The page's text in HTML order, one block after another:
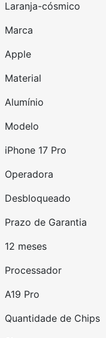
Laranja-cósmico
Marca
Apple
Material
Alumínio
Modelo
iPhone 17 Pro
Operadora
Desbloqueado
Prazo de Garantia
12 meses
Processador
A19 Pro
Quantidade de Chips